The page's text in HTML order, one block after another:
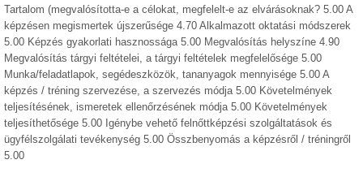
Tartalom (megvalósította-e a célokat, megfelelt-e az elvárásoknak? 5.00 A
képzésen megismertek újszerűsége 4.70 Alkalmazott oktatási módszerek
5.00 Képzés gyakorlati hasznossága 5.00 Megvalósítás helyszíne 4.90
Megvalósítás tárgyi feltételei, a tárgyi feltételek megfelelősége 5.00
Munka/feladatlapok, segédeszközök, tananyagok mennyisége 5.00 A
képzés / tréning szervezése, a szervezés módja 5.00 Követelmények
teljesítésének, ismeretek ellenőrzésének módja 5.00 Követelmények
teljesíthetősége 5.00 Igénybe vehető felnőttképzési szolgáltatások és
ügyfélszolgálati tevékenység 5.00 Összbenyomás a képzésről / tréningről
5.00